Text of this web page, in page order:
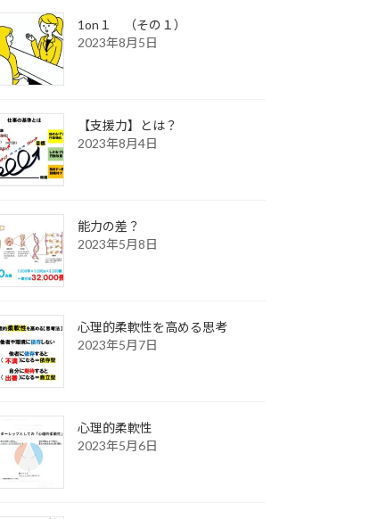
1on１ （その１）
2023年8月5日
【支援力】とは？
2023年8月4日
能力の差？
2023年5月8日
心理的柔軟性を高める思考
2023年5月7日
心理的柔軟性
2023年5月6日